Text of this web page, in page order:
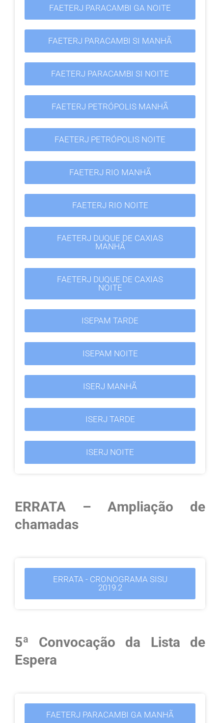
FAETERJ PARACAMBI GA NOITE
FAETERJ PARACAMBI SI MANHÃ
FAETERJ PARACAMBI SI NOITE
FAETERJ PETRÓPOLIS MANHÃ
FAETERJ PETRÓPOLIS NOITE
FAETERJ RIO MANHÃ
FAETERJ RIO NOITE
FAETERJ DUQUE DE CAXIAS
MANHÃ
FAETERJ DUQUE DE CAXIAS
NOITE
ISEPAM TARDE
ISEPAM NOITE
ISERJ MANHÃ
ISERJ TARDE
ISERJ NOITE
ERRATA – Ampliação de
chamadas
ERRATA - CRONOGRAMA SISU
2019.2
5ª Convocação da Lista de
Espera
FAETERJ PARACAMBI GA MANHÃ